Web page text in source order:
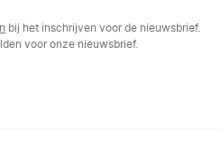
bij het inschrijven voor de nieuwsbrief.
voor onze nieuwsbrief.